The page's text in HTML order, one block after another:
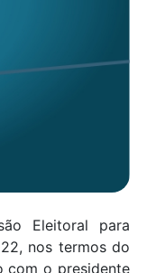
Eleitoral para
nos termos do
com o presidente